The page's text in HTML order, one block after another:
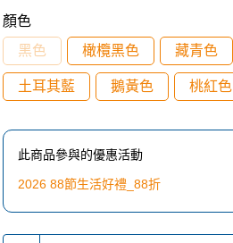
顏色
黑色
橄欖黑色 藏青色
土耳其藍 鵝黃色 桃紅色
此商品參與的優惠活動
2026 88節生活好禮_88折